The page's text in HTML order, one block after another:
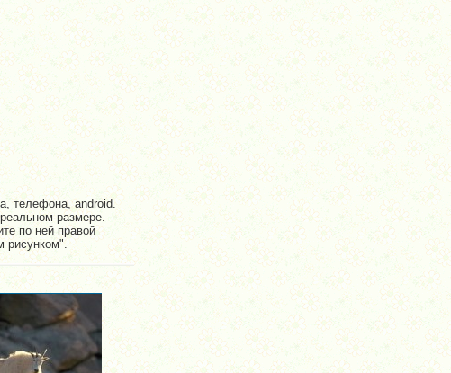
телефона, android.
размере.
по ней правой
рисунком".